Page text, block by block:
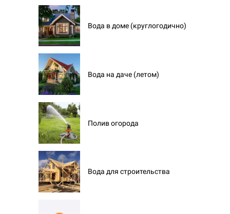
Вода в доме (круглогодично)
Вода на даче (летом)
Полив огорода
Вода для строительства